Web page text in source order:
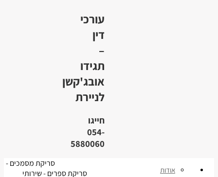
עורכי
דין
–
תגידו
אובג'קשן
לניירת
חייגו
054-
5880060
אודות
סריקת מסמכים -
סריקת ספרים - שירותי